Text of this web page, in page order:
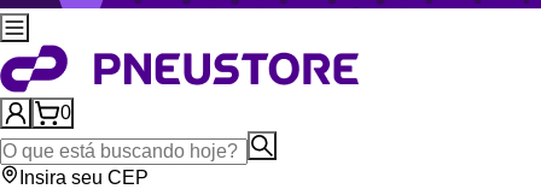
0
Insira seu CEP